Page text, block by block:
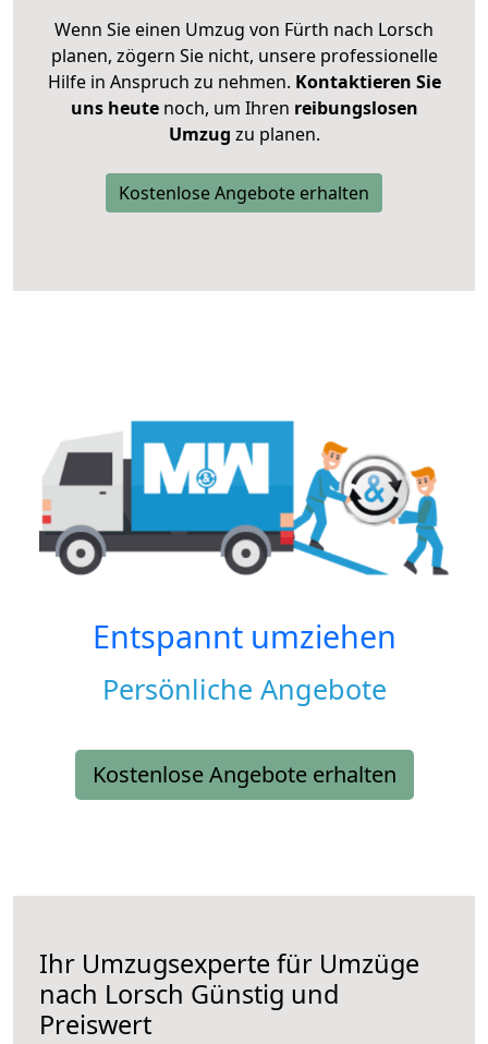
Wenn Sie einen Umzug von Fürth nach Lorsch
planen, zögern Sie nicht, unsere professionelle
Hilfe in Anspruch zu nehmen. Kontaktieren Sie
uns heutenoch, um Ihren reibungslosen
Umzug zu planen.
Kostenlose Angebote erhalten
Entspannt umziehen
Persönliche Angebote
Kostenlose Angebote erhalten
Ihr Umzugsexperte für Umzüge
nach Lorsch Günstig und
Preiswert